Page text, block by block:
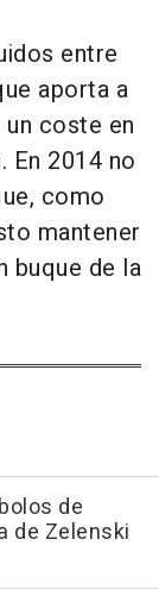
entre
aporta a
coste en
En 2014 no
como
mantener
buque de la
de
de Zelenski